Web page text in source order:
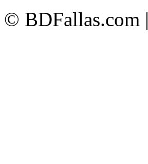
© BDFallas.com |